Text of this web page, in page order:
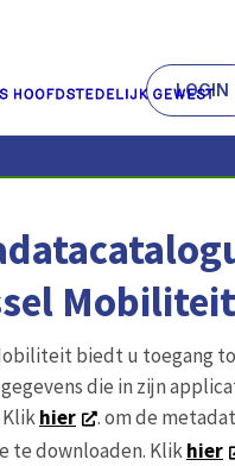
LOGIN
Mobiliteit
biedt u toegang
die in zijn
hier
. om de
te downloaden. Klikhier